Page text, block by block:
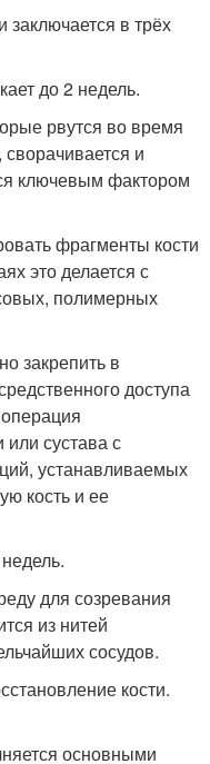
в трёх
до 2 недель.
рвутся во время
и
ключевым фактором
фрагменты кости
это делается с
полимерных
закрепить в
доступа
или сустава с
устанавливаемых
кость и ее
для созревания
из нитей
сосудов.
кости.
основными